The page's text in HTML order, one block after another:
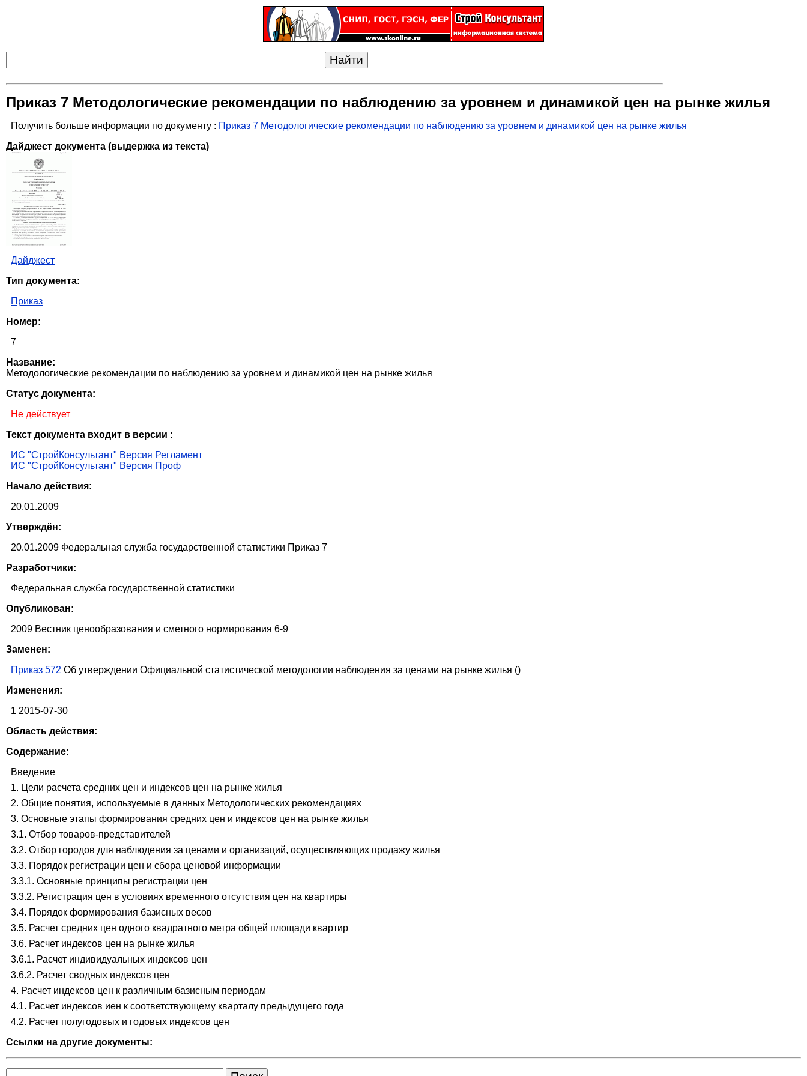
Приказ 7 Методологические рекомендации по наблюдению за уровнем и динамикой цен на рынке жилья
Получить больше информации по документу : Приказ 7 Методологические рекомендации по наблюдению за уровнем и динамикой цен на рынке жилья
Дайджест документа (выдержка из текста)
Дайджест
Тип документа:
Приказ
Номер:
7
Название:
Методологические рекомендации по наблюдению за уровнем и динамикой цен на рынке жилья
Статус документа:
Не действует
Текст документа входит в версии :
ИС "СтройКонсультант" Версия Регламент
ИС "СтройКонсультант" Версия Проф
Начало действия:
20.01.2009
Утверждён:
20.01.2009 Федеральная служба государственной статистики Приказ 7
Разработчики:
Федеральная служба государственной статистики
Опубликован:
2009 Вестник ценообразования и сметного нормирования 6-9
Заменен:
Приказ 572 Об утверждении Официальной статистической методологии наблюдения за ценами на рынке жилья ()
Изменения:
1 2015-07-30
Область действия:
Содержание:
Введение
1. Цели расчета средних цен и индексов цен на рынке жилья
2. Общие понятия, используемые в данных Методологических рекомендациях
3. Основные этапы формирования средних цен и индексов цен на рынке жилья
3.1. Отбор товаров-представителей
3.2. Отбор городов для наблюдения за ценами и организаций, осуществляющих продажу жилья
3.3. Порядок регистрации цен и сбора ценовой информации
3.3.1. Основные принципы регистрации цен
3.3.2. Регистрация цен в условиях временного отсутствия цен на квартиры
3.4. Порядок формирования базисных весов
3.5. Расчет средних цен одного квадратного метра общей площади квартир
3.6. Расчет индексов цен на рынке жилья
3.6.1. Расчет индивидуальных индексов цен
3.6.2. Расчет сводных индексов цен
4. Расчет индексов цен к различным базисным периодам
4.1. Расчет индексов иен к соответствующему кварталу предыдущего года
4.2. Расчет полугодовых и годовых индексов цен
Ссылки на другие документы: